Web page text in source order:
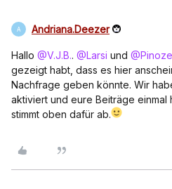
A Andriana.Deezer
Hallo @V.J.B.. @Larsi und
gezeigt habt, dass es hier
Nachfrage geben könnte. Wir
aktiviert und eure Beiträge einmal
stimmt oben dafür ab.